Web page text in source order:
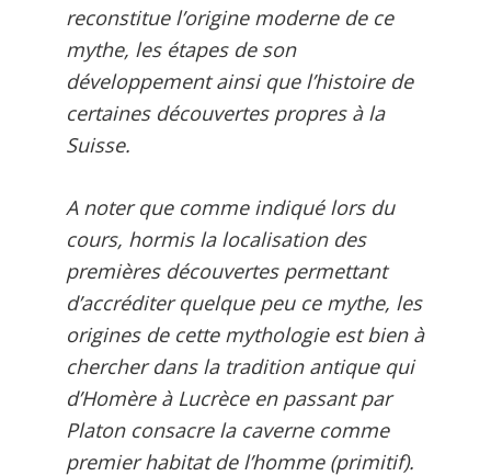
reconstitue l’origine moderne de ce
mythe, les étapes de son
développement ainsi que l’histoire de
certaines découvertes propres à la
Suisse.
A noter que comme indiqué lors du
cours, hormis la localisation des
premières découvertes permettant
d’accréditer quelque peu ce mythe, les
origines de cette mythologie est bien à
chercher dans la tradition antique qui
d’Homère à Lucrèce en passant par
Platon consacre la caverne comme
premier habitat de l’homme (primitif).